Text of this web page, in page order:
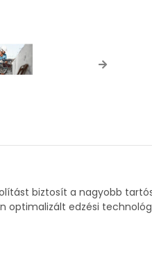
Next
biztosít a nagyobb
optimalizált edzési